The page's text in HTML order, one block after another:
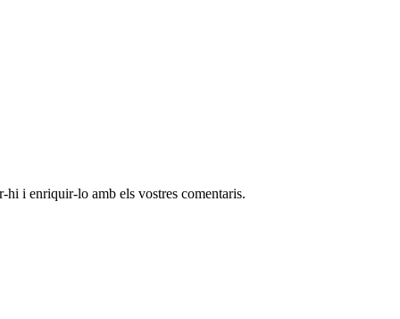
hi i enriquir-lo amb els vostres comentaris.